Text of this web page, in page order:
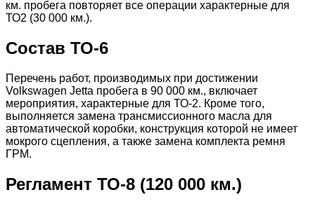
км. пробега повторяет все операции характерные для
ТО2 (30 000 км.).
Состав ТО-6
Перечень работ, производимых при достижении
Volkswagen Jetta пробега в 90 000 км., включает
мероприятия, характерные для ТО-2. Кроме того,
выполняется замена трансмиссионного масла для
автоматической коробки, конструкция которой не имеет
мокрого сцепления, а также замена комплекта ремня
ГРМ.
Регламент ТО-8 (120 000 км.)